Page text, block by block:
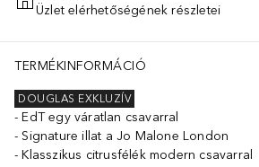
KOSÁRBA HELYEZÉS
Üzlet elérhetőségének részletei
TERMÉKINFORMÁCIÓ
DOUGLAS EXKLUZÍV
EdT egy váratlan csavarral
Signature illat a Jo Malone London
Klasszikus citrusfélék modern csavarral